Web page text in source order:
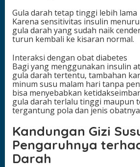
Gula darah tetap tinggi lebih lama
Karena sensitivitas insulin
gula darah yang sudah naik
turun kembali ke kisaran normal.
Interaksi dengan obat diabetes
Bagi yang menggunakan insulin
gula darah tertentu, tambahan
minum susu malam hari tanpa
bisa menyebabkan
gula darah terlalu tinggi maupun
tergantung pola dan jenis
Kandungan Gizi
Pengaruhnya
Darah